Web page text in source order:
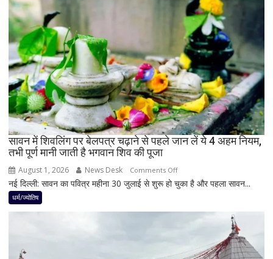
नवपंचम
योग,
इन
3
राशियों
पर
रह
सकती
है
शुभ
करियर
और
सावन में शिवलिंग पर बेलपत्र चढ़ाने से पहले जान लें ये 4 अहम नियम,
तभी पूर्ण मानी जाती है भगवान शिव की पूजा
August 1, 2026 News Desk Comments Offon
सावन
शिवलिंग
नई दिल्ली: सावन का पवित्र महीना 30 जुलाई से शुरू हो चुका है और पहला सावन...
धर्म/ज्योतिष